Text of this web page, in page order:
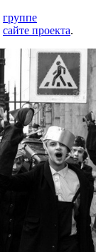
группе
сайте проекта.